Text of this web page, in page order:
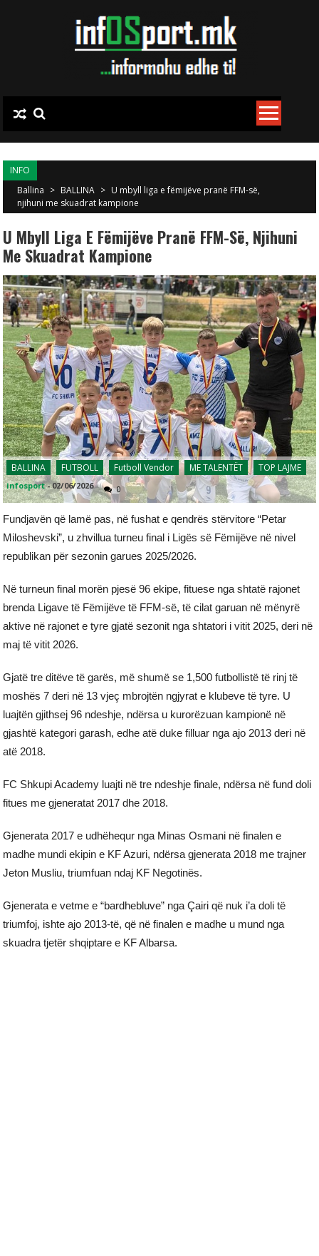
INFO
Ballina > BALLINA > U mbyll liga e fëmijëve pranë FFM-së,
njihuni me skuadrat kampione
U Mbyll Liga E Fëmijëve Pranë FFM-Së, Njihuni
Me Skuadrat Kampione
BALLINA FUTBOLL Futboll Vendor ME TALENTËT TOP LAJME
infosport -02/06/2026 0
Fundjavën që lamë pas, në fushat e qendrës stërvitore “Petar
Miloshevski”, u zhvillua turneu final i Ligës së Fëmijëve në nivel
republikan për sezonin garues 2025/2026.
Në turneun final morën pjesë 96 ekipe, fituese nga shtatë rajonet
brenda Ligave të Fëmijëve të FFM-së, të cilat garuan në mënyrë
aktive në rajonet e tyre gjatë sezonit nga shtatori i vitit 2025, deri në
maj të vitit 2026.
Gjatë tre ditëve të garës, më shumë se 1,500 futbollistë të rinj të
moshës 7 deri në 13 vjeç mbrojtën ngjyrat e klubeve të tyre. U
luajtën gjithsej 96 ndeshje, ndërsa u kurorëzuan kampionë në
gjashtë kategori garash, edhe atë duke filluar nga ajo 2013 deri në
atë 2018.
FC Shkupi Academy luajti në tre ndeshje finale, ndërsa në fund doli
fitues me gjeneratat 2017 dhe 2018.
Gjenerata 2017 e udhëhequr nga Minas Osmani në finalen e
madhe mundi ekipin e KF Azuri, ndërsa gjenerata 2018 me trajner
Jeton Musliu, triumfuan ndaj KF Negotinës.
Gjenerata e vetme e “bardhebluve” nga Çairi që nuk i’a doli të
triumfoj, ishte ajo 2013-të, që në finalen e madhe u mund nga
skuadra tjetër shqiptare e KF Albarsa.